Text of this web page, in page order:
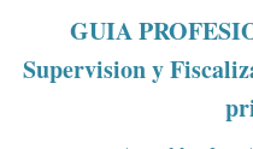
GUIA
Supervision y